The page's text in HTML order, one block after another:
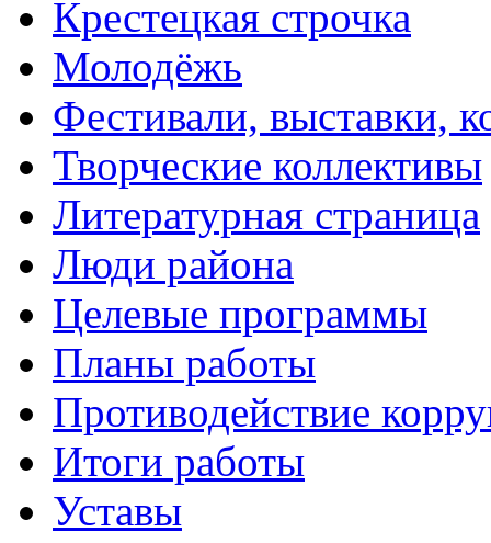
Крестецкая строчка
Молодёжь
Фестивали, выставки,
Творческие коллективы
Литературная страница
Люди района
Целевые программы
Планы работы
Противодействие
Итоги работы
Уставы